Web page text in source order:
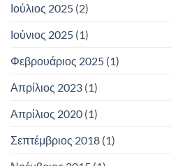
Ιούλιος 2025 (2)
Ιούνιος 2025 (1)
Φεβρουάριος 2025 (1)
Απρίλιος 2023 (1)
Απρίλιος 2020 (1)
Σεπτέμβριος 2018 (1)